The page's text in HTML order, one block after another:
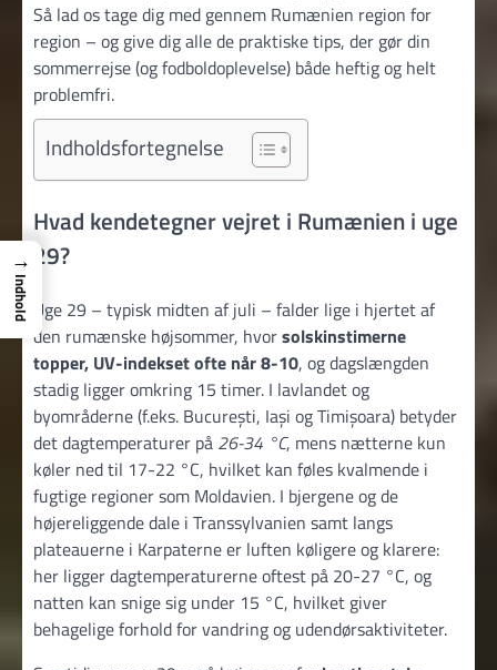
Så lad os tage dig med gennem Rumænien region for
region – og give dig alle de praktiske tips, der gør din
sommerrejse (og fodboldoplevelse) både heftig og helt
problemfri.
Indholdsfortegnelse
Hvad kendetegner vejret i Rumænien i uge
29?
Uge 29 – typisk midten af juli – falder lige i hjertet af
den rumænske højsommer, hvorsolskinstimerne
topper, UV-indekset ofte når 8-10, og dagslængden
stadig ligger omkring 15 timer. I lavlandet og
byområderne (f.eks. București, Iași og Timișoara) betyder
det dagtemperaturer på 26-34 °C, mens nætterne kun
køler ned til 17-22 °C, hvilket kan føles kvalmende i
fugtige regioner som Moldavien. I bjergene og de
højereliggende dale i Transsylvanien samt langs
plateauerne i Karpaterne er luften køligere og klarere:
her ligger dagtemperaturerne oftest på 20-27 °C, og
natten kan snige sig under 15 °C, hvilket giver
behagelige forhold for vandring og udendørsaktiviteter.
→
Indhold